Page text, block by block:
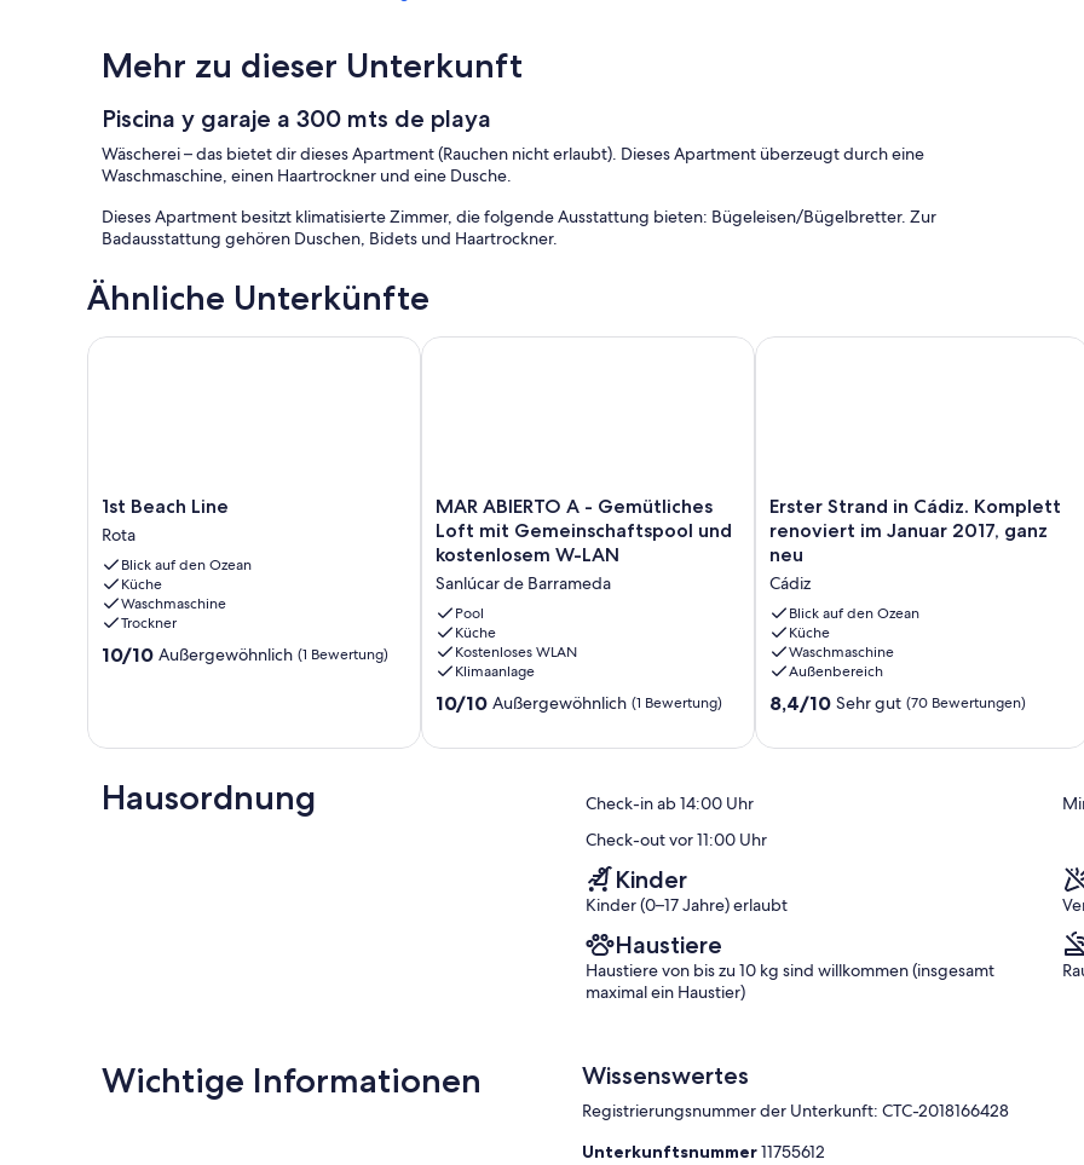
Mehr zu dieser Unterkunft
Piscina y garaje a 300 mts de playa
Wäscherei – das bietet dir dieses Apartment (Rauchen nicht erlaubt). Dieses Apartment überzeugt durch eine
Waschmaschine, einen Haartrockner und eine Dusche.
Dieses Apartment besitzt klimatisierte Zimmer, die folgende Ausstattung bieten: Bügeleisen/Bügelbretter. Zur
Badausstattung gehören Duschen, Bidets und Haartrockner.
Ähnliche Unterkünfte
1st
Beach
Line
Rota
1st Beach Line
Rota
Blick auf den Ozean
Küche
Waschmaschine
Trockner
10.0
10/10 Außergewöhnlich (1 Bewertung)
1st Beach Line
MAR
ABIERTO
A
Gemütliches
Loft
mit
Gemeinschaftspool
und
kostenlosem
LAN
MAR ABIERTO A - Gemütliches
Loft mit Gemeinschaftspool und
kostenlosem W-LAN
Sanlúcar de Barrameda
Pool
Küche
Kostenloses WLAN
Klimaanlage
10.0
10,
10/10 Außergewöhnlich (1 Bewertung)
MAR ABIERTO A - Gemütliches Loft mit Gemeinschaftspool und
Erster
Strand
in
Komplett
renoviert
im
Januar
2017,
ganz
Cádiz
Erster Strand in Cádiz. Komplett
renoviert im Januar 2017, ganz
neu
Cádiz
Blick auf den Ozean
Küche
Waschmaschine
Außenbereich
8.4
10,
8,4/10 Sehr gut (70 Bewertungen)
Erster Strand in Cádiz. Komplett
Hausordnung Check-in ab 14:00 Uhr
Check-out vor 11:00 Uhr
Kinder
Kinder (0–17 Jahre) erlaubt
Haustiere
Haustiere von bis zu 10 kg sind willkommen (insgesamt
maximal ein Haustier)
Wichtige Informationen Wissenswertes
Registrierungsnummer der Unterkunft: CTC-2018166428
Unterkunftsnummer11755612